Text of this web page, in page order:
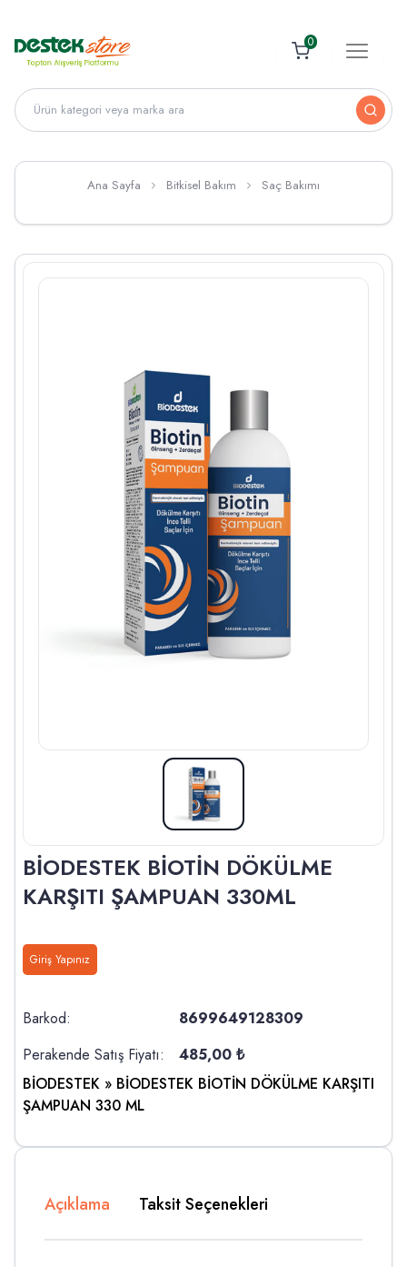
0
Ana Sayfa Bitkisel Bakım Saç Bakımı
BİODESTEK BİOTİN DÖKÜLME
KARŞITI ŞAMPUAN 330ML
Giriş Yapınız
Barkod:
8699649128309
Perakende Satış Fiyatı:
485,00 ₺
BİODESTEK » BİODESTEK BİOTİN DÖKÜLME KARŞITI
ŞAMPUAN 330 ML
Açıklama Taksit Seçenekleri